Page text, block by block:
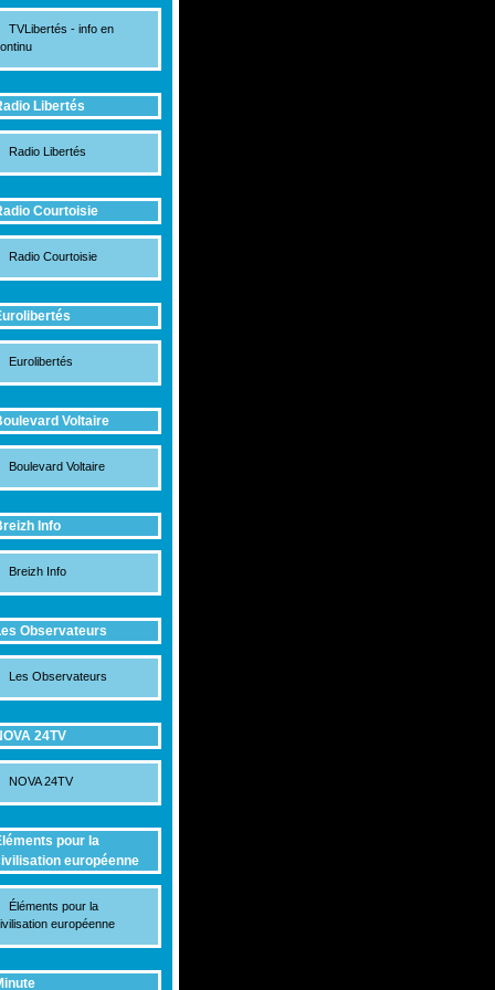
TVLibertés - info en
Libertés
Radio Libertés
Courtoisie
Radio Courtoisie
Eurolibertés
Voltaire
Boulevard Voltaire
Info
Breizh Info
Observateurs
Les Observateurs
24TV
NOVA 24TV
pour la
européenne
Éléments pour la
européenne